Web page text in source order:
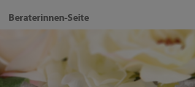
Beraterinnen-Seite